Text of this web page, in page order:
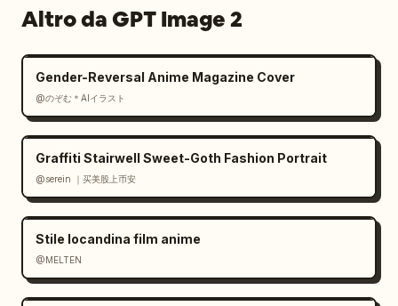
Altro da GPT Image 2
Gender-Reversal Anime Magazine Cover
@のぞむ＊AIイラスト
Graffiti Stairwell Sweet-Goth Fashion Portrait
@serein ｜买美股上币安
Stile locandina film anime
@MELTEN